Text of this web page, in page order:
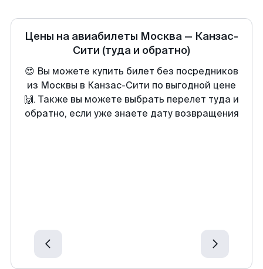
Цены на авиабилеты Москва — Канзас-
Сити (туда и обратно)
😍 Вы можете купить билет без посредников
из Москвы в Канзас-Сити по выгодной цене
🙌. Также вы можете выбрать перелет туда и
обратно, если уже знаете дату возвращения